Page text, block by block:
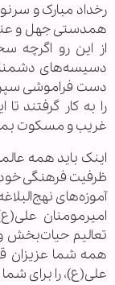
رخداد مبارک و
همدستی جهل و
از این رو اگرچه
دسیسه‌های
دست فراموشی
را به کار گرفتند
غریب و مسکوت
اینک باید همه
ظرفیت فرهنگی
آموزه‌های
امیرمومنان
تعالیم حیات‌بخش
همه شما عزیزان
علی(ع)، را برای